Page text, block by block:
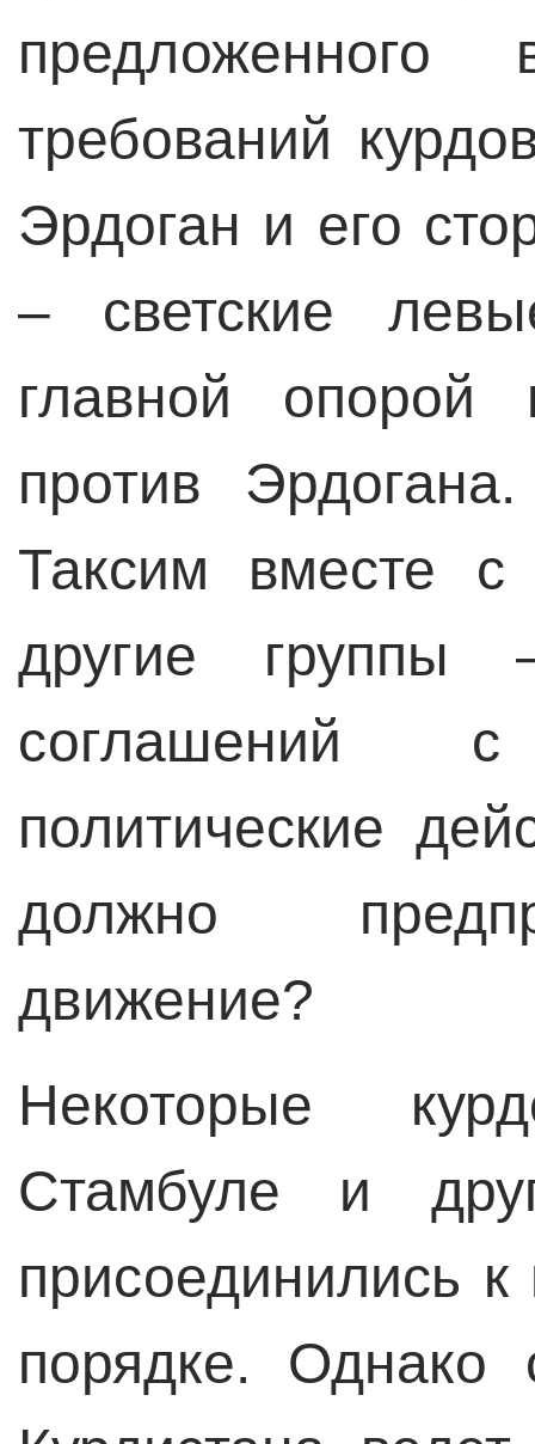
предложенного
требований
Эрдоган и его
– светские
главной опорой
против
Таксим вместе с
другие группы
соглашений
политические
должно
движение?
Некоторые
Стамбуле и
присоединились
порядке. Однако